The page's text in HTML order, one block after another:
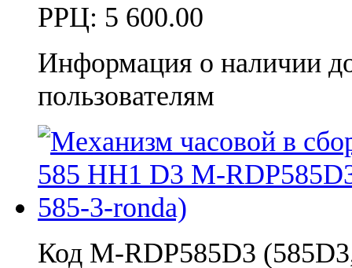
РРЦ: 5 600.00
Информация о наличии
пользователям
Код M-RDP585D3